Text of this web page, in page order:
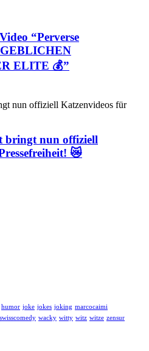
“Perverse
ELITE 💰”
bringt nun offiziell
😿
humor joke jokes joking marcocaimi
swisscomedy wacky witty witz witze zensur